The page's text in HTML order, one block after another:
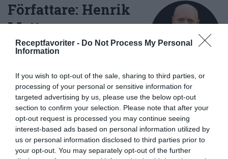
Receptfavoriter - Do Not Process My Personal
Information
If you wish to opt-out of the sale, sharing to third parties, or
processing of your personal or sensitive information for
targeted advertising by us, please use the below opt-out
section to confirm your selection. Please note that after your
opt-out request is processed you may continue seeing
interest-based ads based on personal information utilized by
us or personal information disclosed to third parties prior to
your opt-out. You may separately opt-out of the further
Författare: Henrik
Mattsson
Jag är matskribent samt kock
Måltidsvetenskap från
restauranghögskolan i Grythyttan. På denna sida
delar jag med mig av tusentals olika recept för alla
smaker - noviser som hemmakockar. Alla recept
har jag provlagat, skrivit och fotat så att du ska
kunna laga dem med bästa resultat hemma. Läs mer
om mig.